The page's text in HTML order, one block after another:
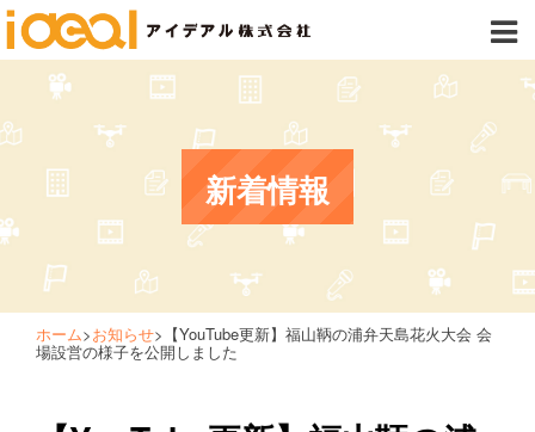
新着情報
ホーム>お知らせ> 【YouTube更新】福山鞆の浦弁天島花火大会 会
場設営の様子を公開しました